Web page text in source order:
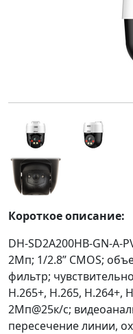
Короткое описание:
DH-SD2A200HB-GN-A-
2Мп; 1/2.8” CMOS;
фильтр;
H.265+, H.265, H.264+,
2Мп@25к/с;
пересечение линии,